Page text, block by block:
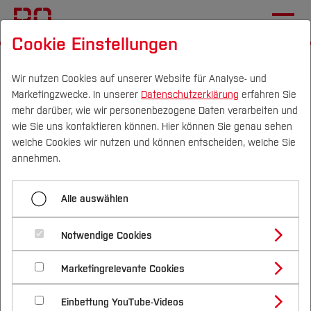
Campus Personen DE|EN Quicklinks
Studium
Studienangebote
Bachelorstudiengänge
Masterstudiengänge
Vor dem Studium
Bewerben & Einschreiben
Bewerbungsportal
Im Studium
Studienbüros und Prüfungen
Nach dem Studium
Forschung & Transfer
Profil
Forschungs- und Transferprofil
Schwerpunkte (FuT)
Beratung & Förderung
Nachhaltigkeit
Nachhaltigkeit studieren
International
Adresse und Anfahrt -
Standort
Gesundheitscampus
Übersichtsplan
Gesundheitscampus
Cookie Einstellungen
Wir nutzen Cookies auf unserer Website für Analyse- und
Marketingzwecke. In unserer Datenschutzerklärung erfahren Sie
mehr darüber, wie wir personenbezogene Daten verarbeiten und
wie Sie uns kontaktieren können. Hier können Sie genau sehen
welche Cookies wir nutzen und können entscheiden, welche Sie
annehmen.
Alle auswählen
Notwendige Cookies
Marketingrelevante Cookies
Einbettung YouTube-Videos